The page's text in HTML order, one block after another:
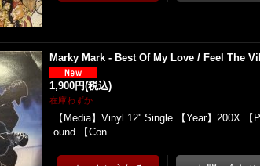
Marky Mark - Best Of My Love / Feel The
1,900円(税込)
在庫わずか
【Media】Vinyl 12'' Single 【Year】200X
ound 【Con…